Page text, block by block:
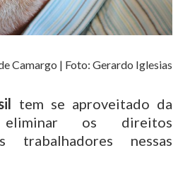
Camargo | Foto: Gerardo Iglesias
tem se aproveitado da
os direitos
trabalhadores nessas